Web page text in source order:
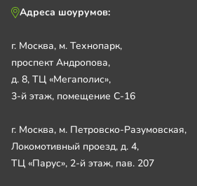
Адреса шоурумов:
г. Москва, м. Технопарк,
проспект Андропова,
д. 8, ТЦ «Мегаполис»,
3-й этаж, помещение С-16
г. Москва, м. Петровско-Разумовская,
Локомотивный проезд, д. 4,
ТЦ «Парус», 2-й этаж, пав. 207